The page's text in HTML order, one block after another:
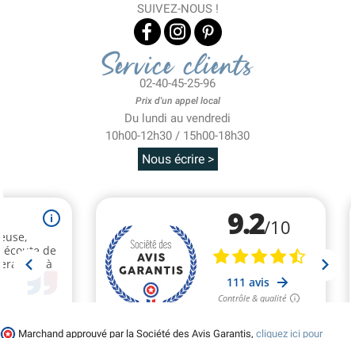
SUIVEZ-NOUS !
Service clients
02-40-45-25-96
Prix d'un appel local
Du lundi au vendredi
10h00-12h30 / 15h00-18h30
Nous écrire >
Marchand approuvé par la Société des Avis Garantis, cliquez ici pour